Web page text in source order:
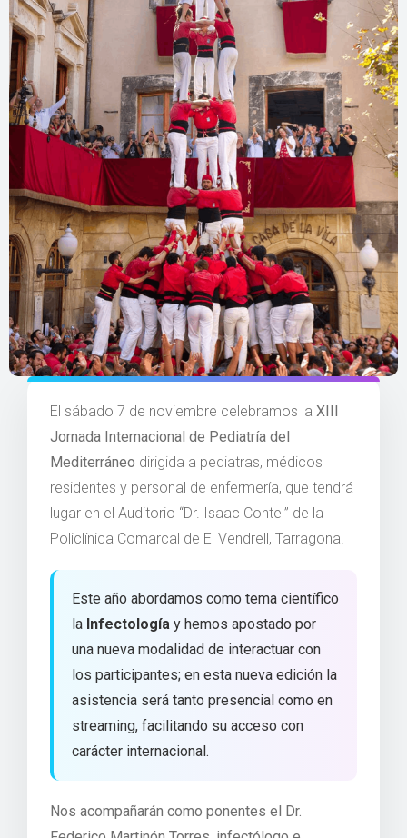
El sábado 7 de noviembre celebramos la XIII
Jornada Internacional de Pediatría del
Mediterráneo dirigida a pediatras, médicos
residentes y personal de enfermería, que tendrá
lugar en el Auditorio “Dr. Isaac Contel” de la
Policlínica Comarcal de El Vendrell, Tarragona.
Este año abordamos como tema científico
la Infectología y hemos apostado por
una nueva modalidad de interactuar con
los participantes; en esta nueva edición la
asistencia será tanto presencial como en
streaming, facilitando su acceso con
carácter internacional.
Nos acompañarán como ponentes el Dr.